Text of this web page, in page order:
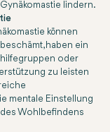
lindern.
können
haben ein
oder
zu leisten
mentale Einstellung
Wohlbefindens